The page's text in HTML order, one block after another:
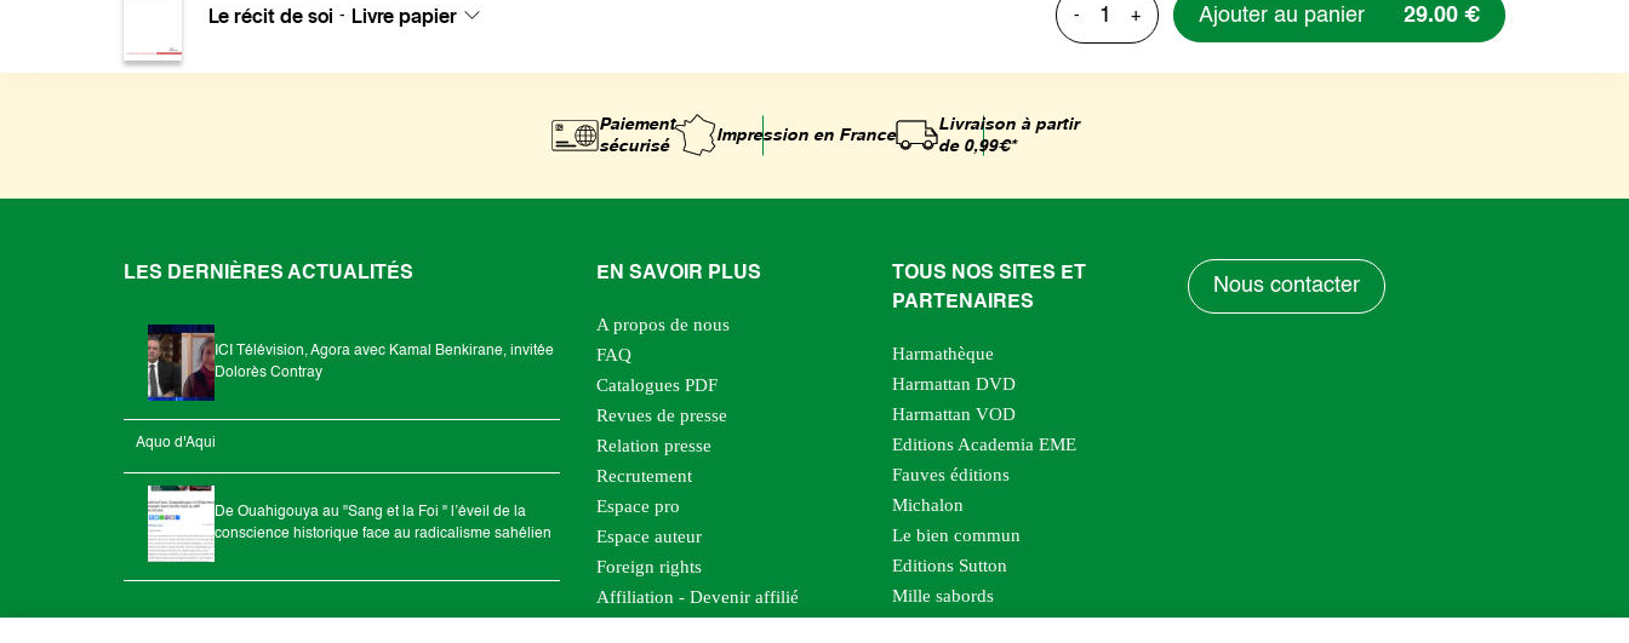
Le récit de soi - Livre papier - + Ajouter au panier 29.00 €
Paiement
sécurisé
Impression en France
Livraison à partir
de 0,99€*
LES DERNIÈRES ACTUALITÉS
ICI Télévision, Agora avec Kamal Benkirane, invitée
Dolorès Contray
Aquo d'Aqui
De Ouahigouya au "Sang et la Foi " l’éveil de la
conscience historique face au radicalisme sahélien
EN SAVOIR PLUS
A propos de nous
FAQ
Catalogues PDF
Revues de presse
Relation presse
Recrutement
Espace pro
Espace auteur
Foreign rights
Affiliation - Devenir affilié
TOUS NOS SITES ET
PARTENAIRES
Harmathèque
Harmattan DVD
Harmattan VOD
Editions Academia EME
Fauves éditions
Michalon
Le bien commun
Editions Sutton
Mille sabords
Nous contacter